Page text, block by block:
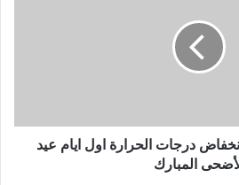
درجات الحرارة اول ايام عيد
المبارك